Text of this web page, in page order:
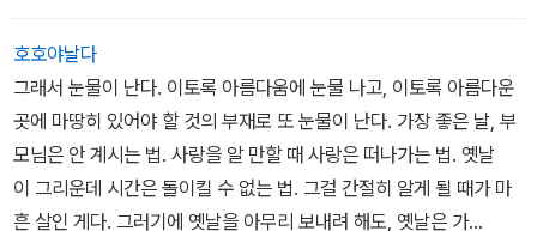
밥을 먹어야지
나는 밥을 먹었다
호호야날다
그래서 눈물이 난다. 이토록 아름다움에 눈물 나고, 이토록 아름다운
곳에 마땅히 있어야 할 것의 부재로 또 눈물이 난다. 가장 좋은 날, 부
모님은 안 계시는 법. 사랑을 알 만할 때 사랑은 떠나가는 법. 옛날
이 그리운데 시간은 돌이킬 수 없는 법. 그걸 간절히 알게 될 때가 마
흔 살인 게다. 그러기에 옛날을 아무리 보내려 해도, 옛날은 가